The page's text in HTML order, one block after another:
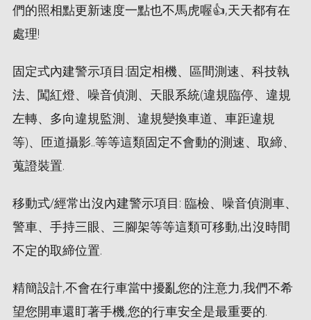
們的照相點更新速度一點也不馬虎喔👍,天天都有在
處理!
固定式內建警示項目:固定相機、區間測速、科技執
法、闖紅燈、噪音偵測、天眼系統(違規臨停、違規
左轉、多向違規監測、違規變換車道、車距違規
等)、匝道攝影..等等這類固定不會動的測速、取締、
蒐證裝置.
移動式/經常出沒內建警示項目: 臨檢、噪音偵測車、
警車、手持三眼、三腳架等等這類可移動,出沒時間
不定的取締位置.
精簡設計,不會在行車當中擾亂您的注意力,我們不希
望您開車還盯著手機,您的行車安全是最重要的.